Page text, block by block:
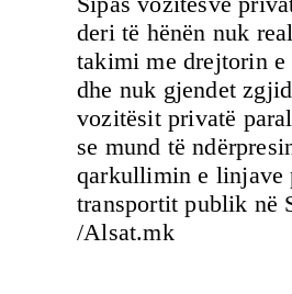
deri të hënën nuk
takimi me drejtorin e
dhe nuk gjendet
vozitësit privatë
se mund të
qarkullimin e linjave
transportit publik në
/Alsat.mk